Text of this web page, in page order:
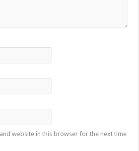
website in this browser for the next time